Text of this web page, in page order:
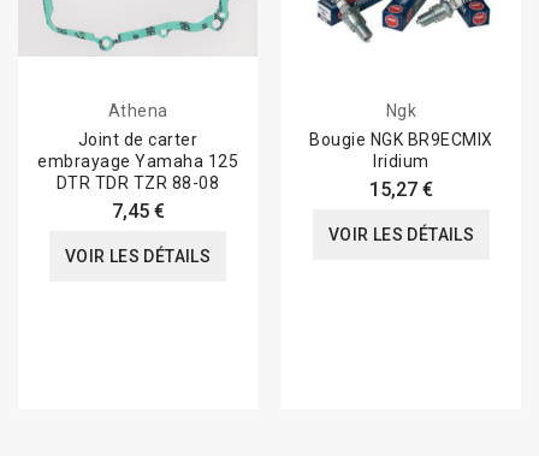
Athena
Joint de carter
embrayage Yamaha 125
DTR TDR TZR 88-08
7,45 €
VOIR LES DÉTAILS
Ngk
Bougie NGK BR9ECMIX
Iridium
15,27 €
VOIR LES DÉTAILS